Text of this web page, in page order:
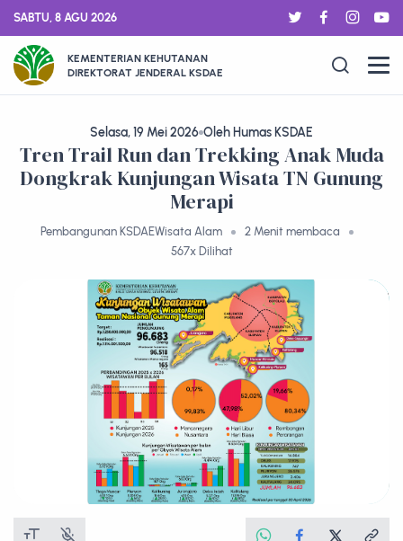
SABTU, 8 AGU 2026
KEMENTERIAN KEHUTANAN
DIREKTORAT JENDERAL KSDAE
Selasa, 19 Mei 2026 Oleh Humas KSDAE
Tren Trail Run dan Trekking Anak Muda
Dongkrak Kunjungan Wisata TN Gunung
Merapi
Pembangunan KSDAEWisata Alam
2 Menit membaca
567x Dilihat
ARTIKEL